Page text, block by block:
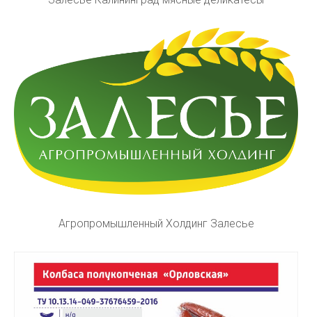
Агропромышленный Холдинг Залесье